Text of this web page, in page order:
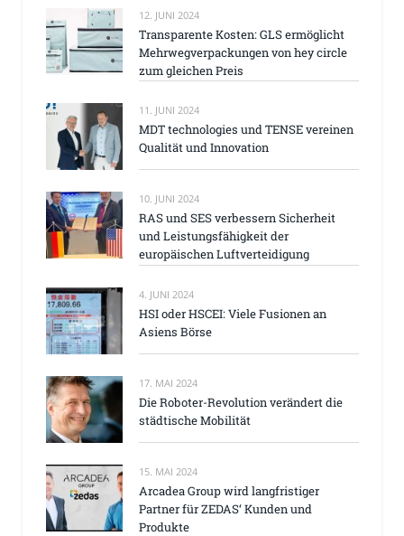
12. JUNI 2024
Transparente Kosten: GLS ermöglicht
Mehrwegverpackungen von hey circle
zum gleichen Preis
11. JUNI 2024
MDT technologies und TENSE vereinen
Qualität und Innovation
10. JUNI 2024
RAS und SES verbessern Sicherheit
und Leistungsfähigkeit der
europäischen Luftverteidigung
4. JUNI 2024
HSI oder HSCEI: Viele Fusionen an
Asiens Börse
17. MAI 2024
Die Roboter-Revolution verändert die
städtische Mobilität
15. MAI 2024
Arcadea Group wird langfristiger
Partner für ZEDAS‘ Kunden und
Produkte